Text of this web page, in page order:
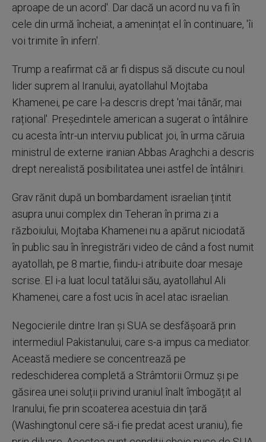
aproape de un acord'. Dar dacă un acord nu va fi în
cele din urmă încheiat, a amenințat el în continuare, 'îi
voi trimite în infern'.
Trump a reafirmat că ar fi dispus să discute cu noul
lider suprem al Iranului, ayatollahul Mojtaba
Khamenei, pe care l-a descris drept 'mai tânăr, mai
rațional'. Președintele american a sugerat o întâlnire
cu acesta într-un interviu publicat joi, în urma căruia
ministrul de externe iranian Abbas Araghchi a descris
drept nerealistă posibilitatea unei astfel de întâlniri.
Grav rănit după un bombardament israelian țintit
asupra unui complex din Teheran în prima zi a
războiului, Mojtaba Khamenei nu a apărut niciodată
în public sau în înregistrări video de când a fost numit
ayatollah, pe 8 martie, fiindu-i atribuite doar mesaje
scrise. El i-a luat locul tatălui său, ayatollahul Ali
Khamenei, care a fost ucis în acel atac israelian.
Negocierile dintre Iran și SUA se desfășoară prin
intermediul Pakistanului, care s-a impus ca mediator.
Această mediere se concentrează pe
redeschiderea completă a Strâmtorii Ormuz și pe
găsirea unei soluții privind uraniul înalt îmbogățit al
Iranului, fie prin scoaterea acestuia din țară
(Washingtonul cere să-i fie predat acest uraniu), fie